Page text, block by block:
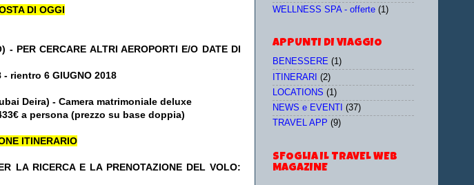
DI OGGI
- PER CERCARE ALTRI AEROPORTI E/O DATE DI
- rientro 6 GIUGNO 2018
Deira) - Camera matrimoniale deluxe
a persona (prezzo su base doppia)
ITINERARIO
LA RICERCA E LA PRENOTAZIONE DEL VOLO:
WELLNESS SPA - offerte (1)
APPUNTI DI VIAGGIO
BENESSERE (1)
ITINERARI (2)
LOCATIONS (1)
NEWS e EVENTI
(37)
TRAVEL APP (9)
SFOGLIA IL TRAVEL WEB
MAGAZINE